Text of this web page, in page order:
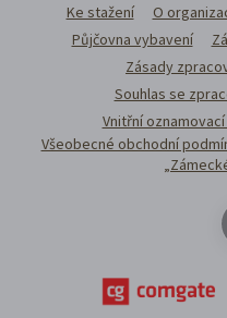
Ke stažení O
Půjčovna vybavení
Zásady
Souhlas se
Vnitřní
Všeobecné obchodní